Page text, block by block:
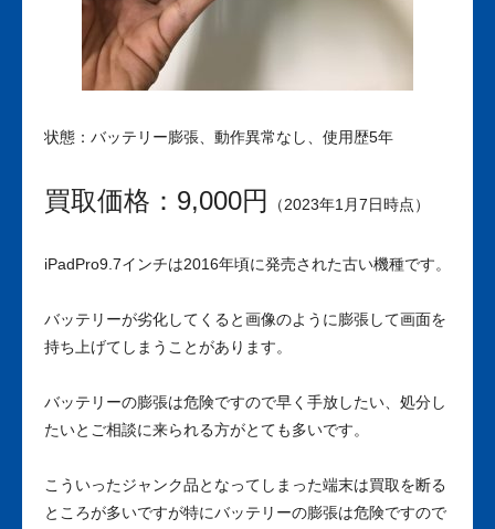
状態：バッテリー膨張、動作異常なし、使用歴5年
買取価格：9,000円 （2023年1月7日時点）
iPadPro9.7インチは2016年頃に発売された古い機種です。
バッテリーが劣化してくると画像のように膨張して画面を
持ち上げてしまうことがあります。
バッテリーの膨張は危険ですので早く手放したい、処分し
たいとご相談に来られる方がとても多いです。
こういったジャンク品となってしまった端末は買取を断る
ところが多いですが特にバッテリーの膨張は危険ですので